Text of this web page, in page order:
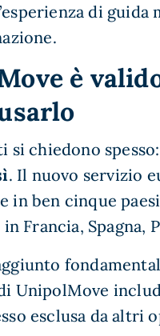
di
è
si chiedono spesso:
. Il nuovo servizio
in ben cinque
Francia, Spagna,
UnipolMove
esclusa da altri